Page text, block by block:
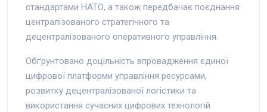
стандартами НАТО, а також передбачає поєднання
централізованого стратегічного та
децентралізованого оперативного управління.
Обґрунтовано доцільність впровадження єдиної
цифрової платформи управління ресурсами,
розвитку децентралізованої логістики та
використання сучасних цифрових технологій